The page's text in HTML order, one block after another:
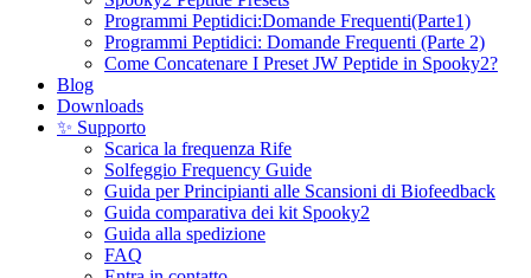
Programmi Peptidici:Domande Frequenti(Parte1)
Programmi Peptidici: Domande Frequenti (Parte 2)
Come Concatenare I Preset JW Peptide in Spooky2?
Blog
Downloads
✨ Supporto
Scarica la frequenza Rife
Solfeggio Frequency Guide
Guida per Principianti alle Scansioni di Biofeedback
Guida comparativa dei kit Spooky2
Guida alla spedizione
FAQ